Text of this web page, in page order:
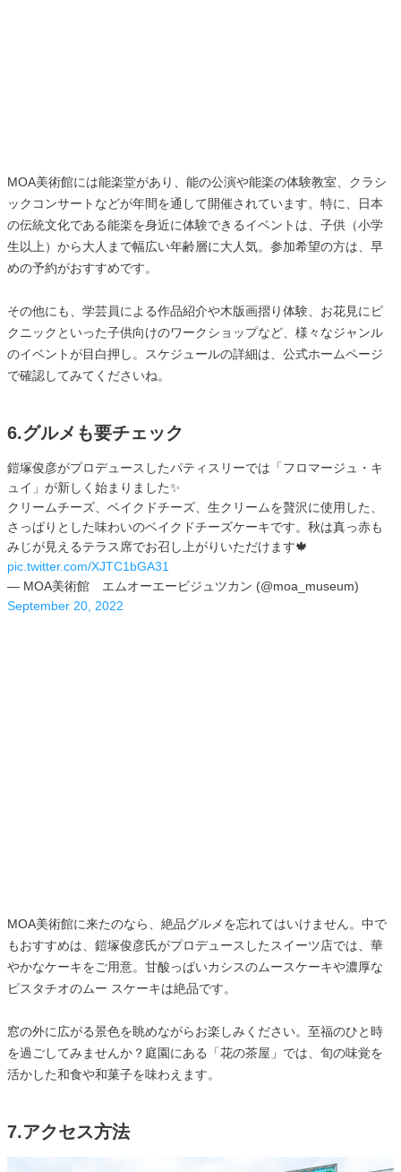
MOA美術館には能楽堂があり、能の公演や能楽の体験教室、クラシ
ックコンサートなどが年間を通して開催されています。特に、日本
の伝統文化である能楽を身近に体験できるイベントは、子供（小学
生以上）から大人まで幅広い年齢層に大人気。参加希望の方は、早
めの予約がおすすめです。
その他にも、学芸員による作品紹介や木版画摺り体験、お花見にピ
クニックといった子供向けのワークショップなど、様々なジャンル
のイベントが目白押し。スケジュールの詳細は、公式ホームページ
で確認してみてくださいね。
6.グルメも要チェック
鎧塚俊彦がプロデュースしたパティスリーでは「フロマージュ・キ
ュイ」が新しく始まりました✨
クリームチーズ、ベイクドチーズ、生クリームを贅沢に使用した、
さっぱりとした味わいのベイクドチーズケーキです。秋は真っ赤も
みじが見えるテラス席でお召し上がりいただけます🍁
pic.twitter.com/XJTC1bGA31
— MOA美術館 エムオーエービジュツカン (@moa_museum)
September 20, 2022
MOA美術館に来たのなら、絶品グルメを忘れてはいけません。中で
もおすすめは、鎧塚俊彦氏がプロデュースしたスイーツ店では、華
やかなケーキをご用意。甘酸っぱいカシスのムースケーキや濃厚な
ピスタチオのムー スケーキは絶品です。
窓の外に広がる景色を眺めながらお楽しみください。至福のひと時
を過ごしてみませんか？庭園にある「花の茶屋」では、旬の味覚を
活かした和食や和菓子を味わえます。
7.アクセス方法